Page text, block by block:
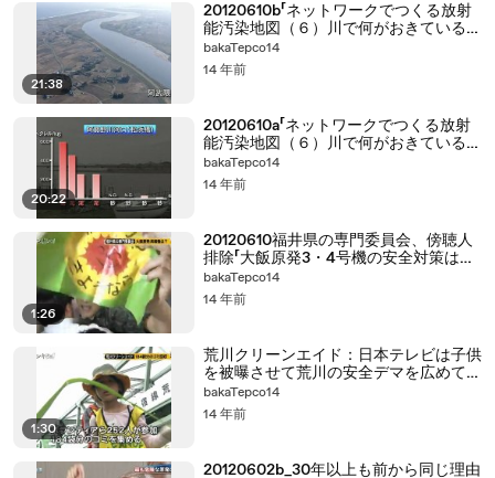
21:38
20120610b「ネットワークでつくる放射
能汚染地図（６）川で何がおきているの
か」
bakaTepco14
14 年前
20:22
20120610a「ネットワークでつくる放射
能汚染地図（６）川で何がおきているの
か」
bakaTepco14
14 年前
1:26
20120610福井県の専門委員会、傍聴人
排除「大飯原発3・4号機の安全対策は確
保」を協議
bakaTepco14
14 年前
1:30
荒川クリーンエイド：日本テレビは子供
を被曝させて荒川の安全デマを広めてい
る
bakaTepco14
14 年前
20120602b_30年以上も前から同じ理由